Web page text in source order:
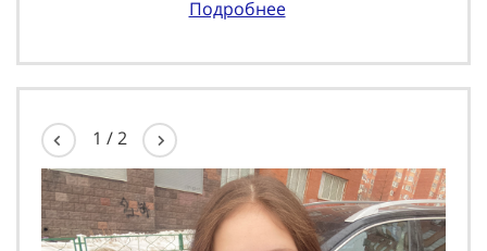
1/2